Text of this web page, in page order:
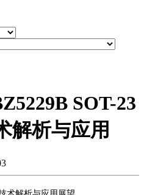
SOT-23
解析与应用